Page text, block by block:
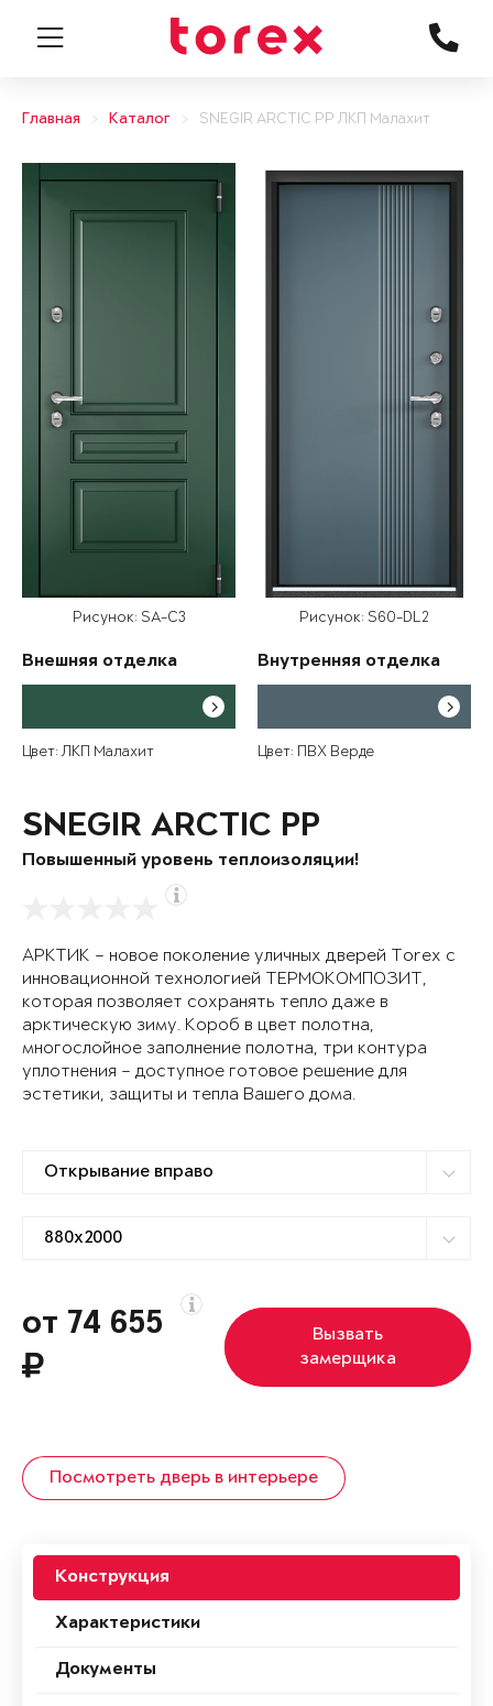
Главная Каталог SNEGIR ARCTIC PP ЛКП Малахит
Рисунок: SA-C3
Внешняя отделка
Цвет: ЛКП Малахит
Рисунок: S60-DL2
Внутренняя отделка
Цвет: ПВХ Верде
SNEGIR ARCTIC PP
Повышенный уровень теплоизоляции!
АРКТИК – новое поколение уличных дверей Torex с
инновационной технологией ТЕРМОКОМПОЗИТ,
которая позволяет сохранять тепло даже в
арктическую зиму. Короб в цвет полотна,
многослойное заполнение полотна, три контура
уплотнения – доступное готовое решение для
эстетики, защиты и тепла Вашего дома.
от 74 655
Вызвать
замерщика
Посмотреть дверь в интерьере
Конструкция
Характеристики
Документы